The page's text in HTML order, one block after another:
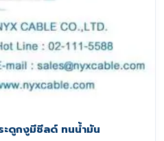
ดูกงูมีชีลด์ ทนน้ำมัน